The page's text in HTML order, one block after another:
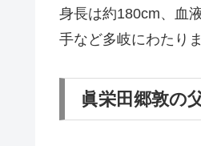
身長は約180cm、血
手など多岐にわたりま
眞栄田郷敦の